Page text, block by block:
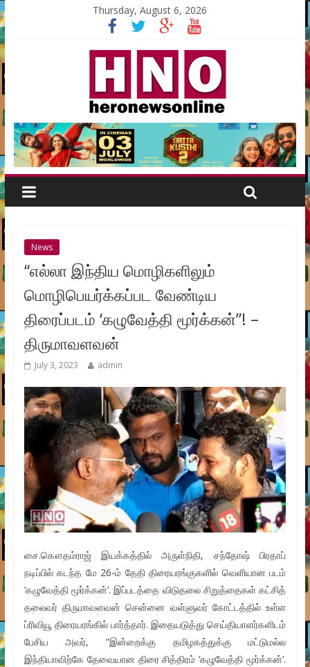
Thursday, August 6, 2026
News
“எல்லா இந்திய மொழிகளிலும்
மொழிபெயர்க்கப்பட வேண்டிய
திரைப்படம் ‘கழுவேத்தி மூர்க்கன்”! –
திருமாவளவன்
July 3, 2023 admin
சை.கௌதம்ராஜ் இயக்கத்தில் அருள்நிதி, சந்தோஷ் பிரதாப்
நடிப்பில் கடந்த மே 26-ம் தேதி திரையரங்குகளில் வெளியான படம்
‘கழுவேத்தி மூர்க்கன்’. இப்படத்தை விடுதலை சிறுத்தைகள் கட்சித்
தலைவர் திருமாவளவன் சென்னை வள்ளுவர் கோட்டத்தில் உள்ள
ப்ரிவியூ திரையரங்கில் பார்த்தார். இதையடுத்து செய்தியாளர்களிடம்
பேசிய அவர், “இன்றைக்கு தமிழகத்துக்கு மட்டுமல்ல
இந்தியாவிற்கே தேவையான திரை சித்திரம் ‘கழுவேத்தி மூர்க்கன்’.